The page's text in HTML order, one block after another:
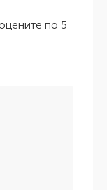
по 5